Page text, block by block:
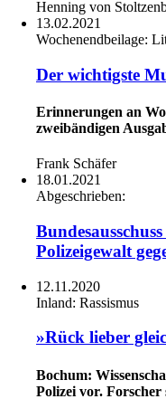
Henning von
13.02.2021
Wochenendbeilage:
Der wichtigste
Erinnerungen an
zweibändigen
Frank Schäfer
18.01.2021
Abgeschrieben:
Polizeigewalt
12.11.2020
Inland: Rassismus
»Rück lieber
Bochum:
Polizei vor.